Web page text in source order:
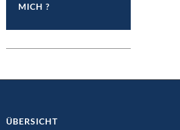
MICH ?
ÜBERSICHT